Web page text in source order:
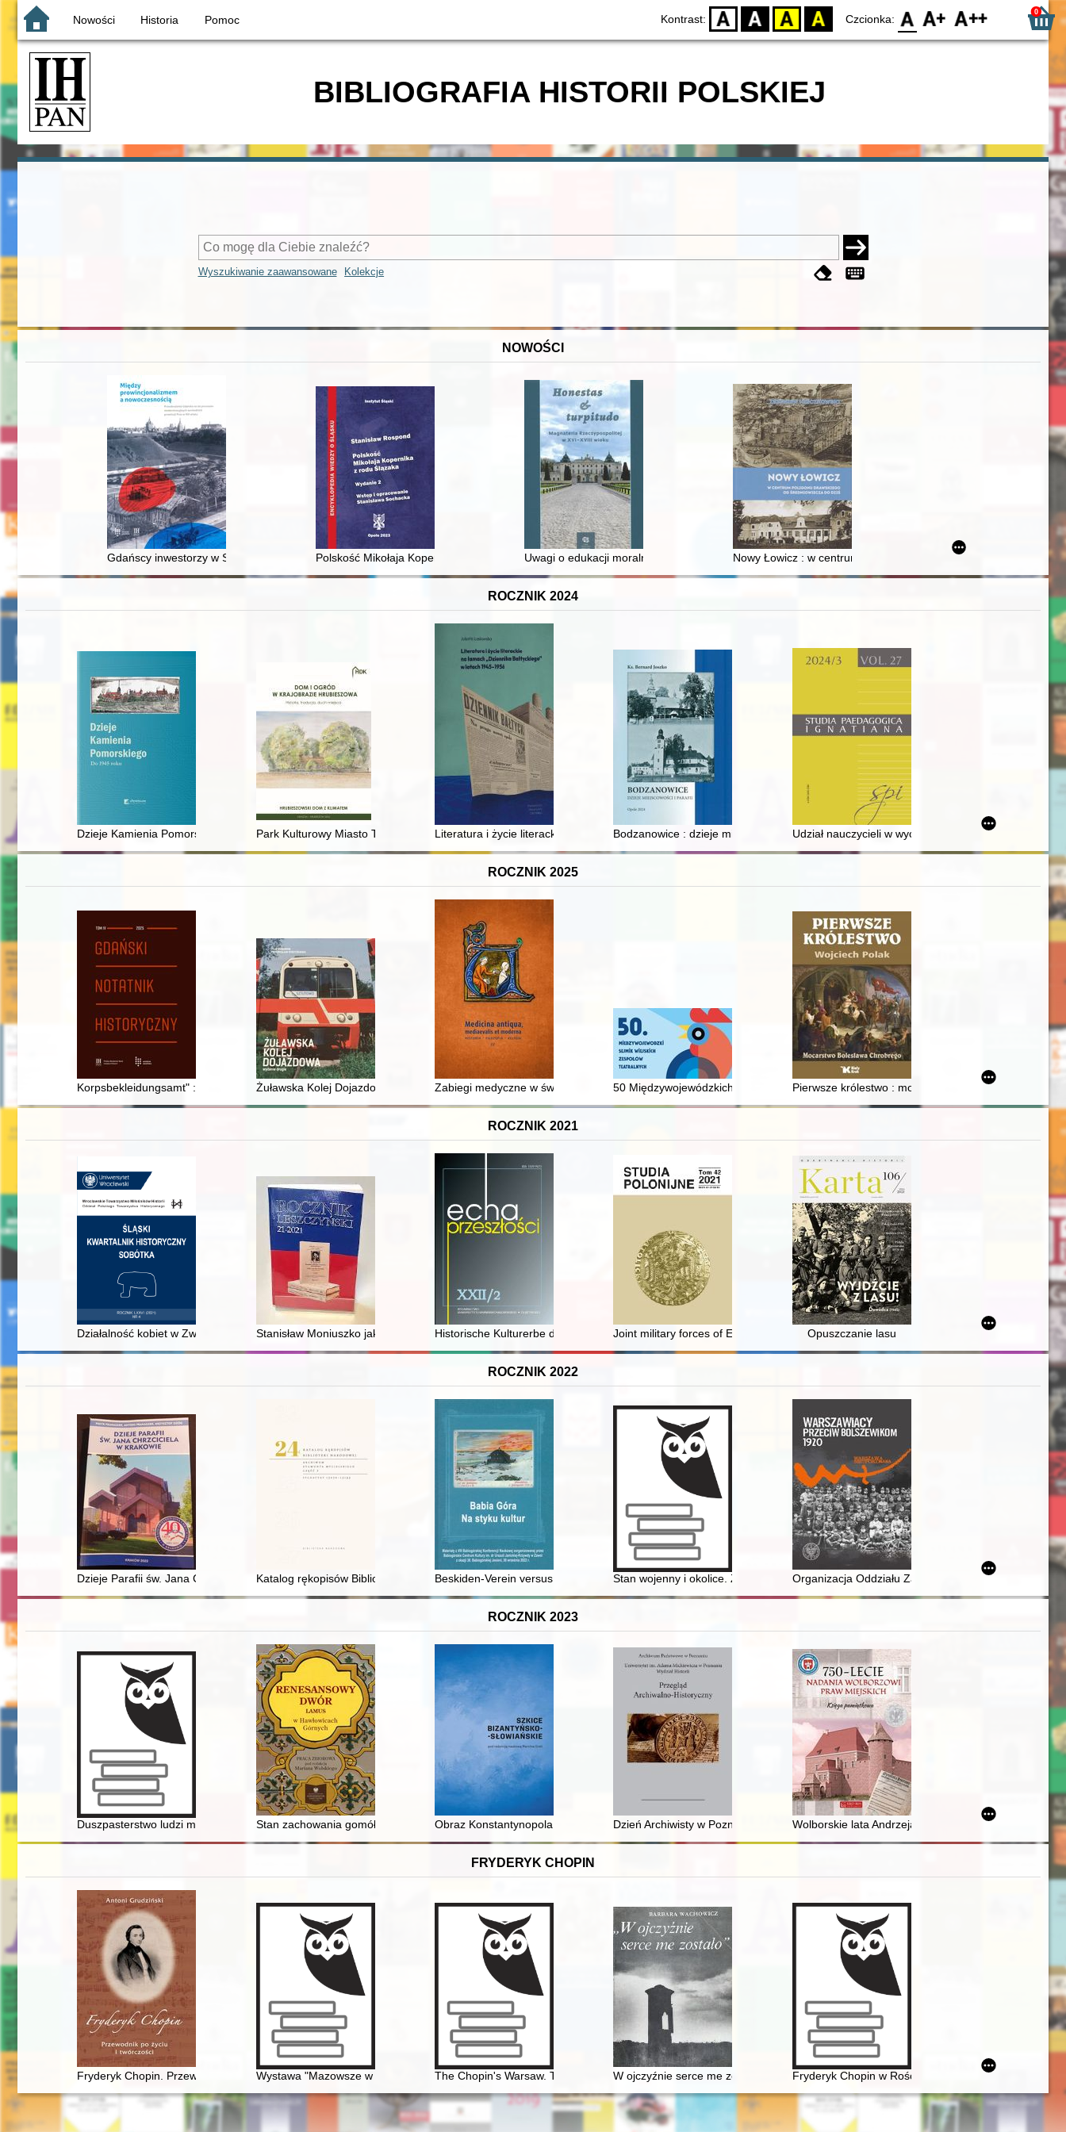
Nowości Historia Pomoc Kontrast: D BW YB BY Czcionka: F0 F1 F2 0
BIBLIOGRAFIA HISTORII POLSKIEJ
Wyszukiwanie zaawansowane Kolekcje
NOWOŚCI
Gdańscy inwestorzy w Sopocie : prestiż finansowy i towarzyski lokalnego mieszczaństwa w 2. poł. XIX w
Polskość Mikołaja Kopernika z rodu ŚlązakaUwagi o edukacji moralnej synów szlacheckich w XVI-wiecznej Rzeczypospolitej
Nowy Łowicz : w centrum poligonu drawskiego od średniowiecza
ROCZNIK 2024
Dzieje Kamienia Pomorskiego. T. 1, Park Kulturowy Miasto Tkaczy (Zgierz)Literatura i życie literackie na łamach „Dziennika Bałtyckiego” w latach 1945-1956
Bodzanowice : dzieje miejscowości i parafiiUdział nauczycieli w wychowaniu lotniczym w II
ROCZNIK 2025
Korpsbekleidungsamt" : geneza : przyczynek do studium architektoniczno-urbanistycznego zespołu Urzędu Umundurowania przy ul. Wałowej w Gdańsku
Żuławska Kolej Dojazdowa Zabiegi medyczne w świetle arabskiego traktatu Albucasisa (936-1013) : współczesny komentarz medyczny
50 Międzywojewódzkich Sejmików Wiejskich Zespołów Teatralnych w Tarnogrodzie 1975-
Pierwsze królestwo : mocarstwo Bolesława Chrobrego
ROCZNIK 2021
Działalność kobiet w Związku Polaków "Zgoda" w RFN = The activity of women in The Union of Poles "Unity" in West Germany
Stanisław Moniuszko jako kompozytor operowy w monografii Zdzisława Jachimeckiego (1921)
Historische Kulturerbe des Deutschordensstaates in Preußen im Bewusstsein der Jugend Region Ermland-Masuren :
Joint military forces of East-Central Europe in the light of selected political concepts of the
Opuszczanie lasu
ROCZNIK 2022
Dzieje Parafii św. Jana Chrzciciela w KrakowieKatalog rękopisów Biblioteki Narodowej. T. 24 cz. 2,Beskiden-Verein versus Towarzystwo Tatrzańskie w rejonie Babiej Góry
Stan wojenny i okolice. Z. nr 3 Organizacja Oddziału Zamkowego Ministerstwa
ROCZNIK 2023
Duszpasterstwo ludzi morza w europejskich ośrodkach "Stella Maris"Stan zachowania gomółek szklanych odnalezionych w trakcie prac remontowych lamusa w Hawłowicach Górnych
Obraz Konstantynopola w "Kronice" Wiktora z TunnunyDzień Archiwisty w Poznaniu, 29 września 2023 rWolborskie lata Andrzeja Frycza Modrzewskiego
FRYDERYK CHOPIN
Fryderyk Chopin. Przewodnik po życiu i twórczościWystawa "Mazowsze w czasach Chopina" - połączenie środków tradycyjnych i nowoczesnych jako sposób budowania ekspozycji
The Chopin's Warsaw. The Chopin's addresses in Warsaw established from sources
W ojczyźnie serce me zostało". Szlakiem Mickiewicza, Słowackiego, Chopina,
Fryderyk Chopin w Rościszewie